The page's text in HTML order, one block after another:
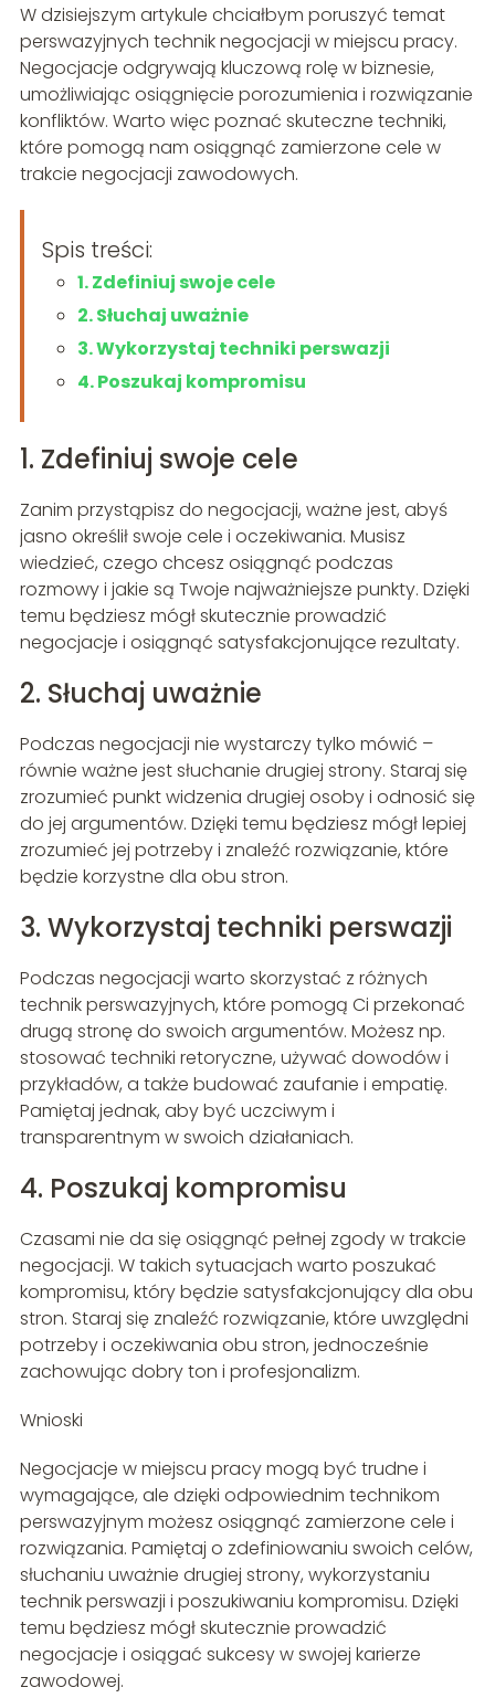
W dzisiejszym artykule chciałbym poruszyć temat
perswazyjnych technik negocjacji w miejscu pracy.
Negocjacje odgrywają kluczową rolę w biznesie,
umożliwiając osiągnięcie porozumienia i rozwiązanie
konfliktów. Warto więc poznać skuteczne techniki,
które pomogą nam osiągnąć zamierzone cele w
trakcie negocjacji zawodowych.
Spis treści:
1. Zdefiniuj swoje cele
2. Słuchaj uważnie
3. Wykorzystaj techniki perswazji
4. Poszukaj kompromisu
1. Zdefiniuj swoje cele
Zanim przystąpisz do negocjacji, ważne jest, abyś
jasno określił swoje cele i oczekiwania. Musisz
wiedzieć, czego chcesz osiągnąć podczas
rozmowy i jakie są Twoje najważniejsze punkty. Dzięki
temu będziesz mógł skutecznie prowadzić
negocjacje i osiągnąć satysfakcjonujące rezultaty.
2. Słuchaj uważnie
Podczas negocjacji nie wystarczy tylko mówić –
równie ważne jest słuchanie drugiej strony. Staraj się
zrozumieć punkt widzenia drugiej osoby i odnosić się
do jej argumentów. Dzięki temu będziesz mógł lepiej
zrozumieć jej potrzeby i znaleźć rozwiązanie, które
będzie korzystne dla obu stron.
3. Wykorzystaj techniki perswazji
Podczas negocjacji warto skorzystać z różnych
technik perswazyjnych, które pomogą Ci przekonać
drugą stronę do swoich argumentów. Możesz np.
stosować techniki retoryczne, używać dowodów i
przykładów, a także budować zaufanie i empatię.
Pamiętaj jednak, aby być uczciwym i
transparentnym w swoich działaniach.
4. Poszukaj kompromisu
Czasami nie da się osiągnąć pełnej zgody w trakcie
negocjacji. W takich sytuacjach warto poszukać
kompromisu, który będzie satysfakcjonujący dla obu
stron. Staraj się znaleźć rozwiązanie, które uwzględni
potrzeby i oczekiwania obu stron, jednocześnie
zachowując dobry ton i profesjonalizm.
Wnioski
Negocjacje w miejscu pracy mogą być trudne i
wymagające, ale dzięki odpowiednim technikom
perswazyjnym możesz osiągnąć zamierzone cele i
rozwiązania. Pamiętaj o zdefiniowaniu swoich celów,
słuchaniu uważnie drugiej strony, wykorzystaniu
technik perswazji i poszukiwaniu kompromisu. Dzięki
temu będziesz mógł skutecznie prowadzić
negocjacje i osiągać sukcesy w swojej karierze
zawodowej.